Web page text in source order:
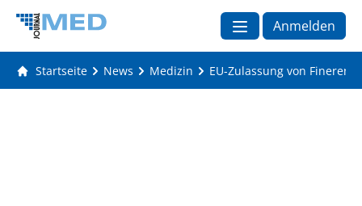
Anmelden
Startseite News Medizin EU-Zulassung von